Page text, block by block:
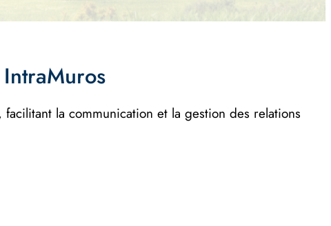
la communication et la gestion des relations